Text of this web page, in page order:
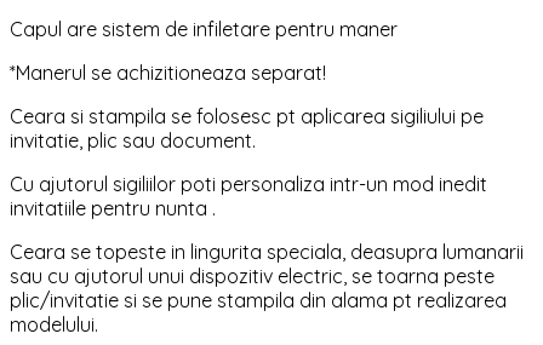
Capul are sistem de infiletare pentru maner
*Manerul se achizitioneaza separat!
Ceara si stampila se folosesc pt aplicarea sigiliului pe
invitatie, plic sau document.
Cu ajutorul sigiliilor poti personaliza intr-un mod inedit
invitatiile pentru nunta .
Ceara se topeste in lingurita speciala, deasupra lumanarii
sau cu ajutorul unui dispozitiv electric, se toarna peste
plic/invitatie si se pune stampila din alama pt realizarea
modelului.